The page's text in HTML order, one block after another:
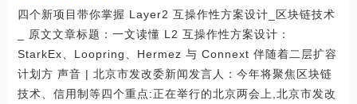
四个新项目带你掌握 Layer2 互操作性方案设计_区块链技术
_ 原文文章标题：一文读懂 L2 互操作性方案设计：
StarkEx、Loopring、Hermez 与 Connext 伴随着二层扩容
计划方 声音 | 北京市发改委新闻发言人：今年将聚焦区块链
技术、信用制等四个重点:正在举行的北京两会上,北京市发改